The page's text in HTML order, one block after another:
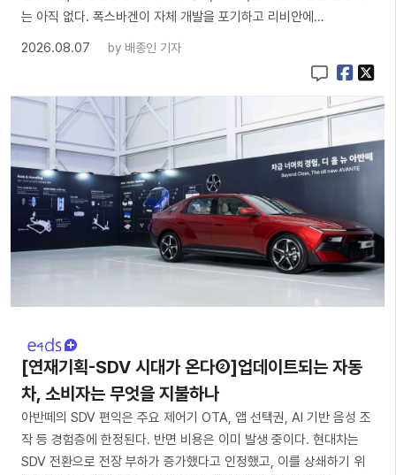
는 아직 없다. 폭스바겐이 자체 개발을 포기하고 리비안에…
2026.08.07
by 배종인 기자
[연재기획-SDV 시대가 온다②]업데이트되는 자동
차, 소비자는 무엇을 지불하나
아반떼의 SDV 편익은 주요 제어기 OTA, 앱 선택권, AI 기반 음성 조
작 등 경험층에 한정된다. 반면 비용은 이미 발생 중이다. 현대차는
SDV 전환으로 전장 부하가 증가했다고 인정했고, 이를 상쇄하기 위